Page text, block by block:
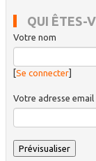
QUI ÊTES-
Votre nom
Se connecter]
Votre adresse email